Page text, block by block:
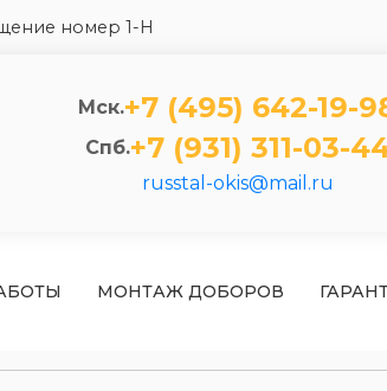
номер 1-Н
Мск.+7 (495) 642-19-
Спб.+7 (931) 311-03-
russtal-okis@mail.ru
МОНТАЖ ДОБОРОВ